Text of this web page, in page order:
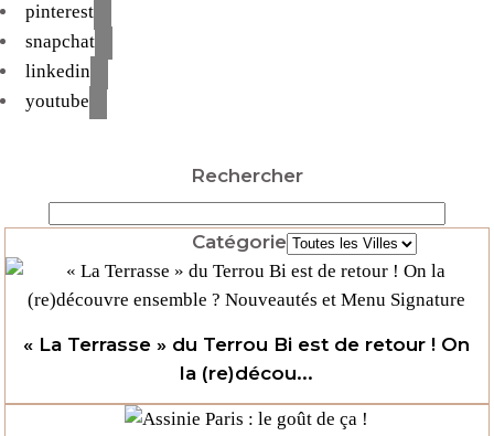
pinterest
snapchat
linkedin
youtube
Rechercher
Catégorie
« La Terrasse » du Terrou Bi est de retour ! On
la (re)décou...